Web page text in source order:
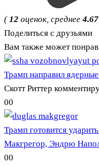
(12 оценок, среднее4.67
Поделиться с друзьями
Вам также может
Трамп направил
Скотт Риттер
00
Трамп готовится
Макгрегор, Эндрю
00